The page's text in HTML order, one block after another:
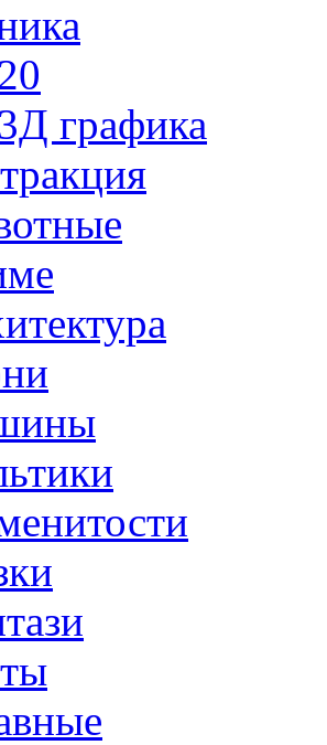
графика